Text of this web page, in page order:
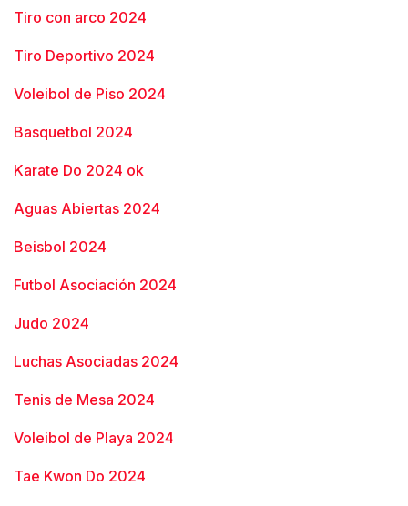
Tiro con arco 2024
Tiro Deportivo 2024
Voleibol de Piso 2024
Basquetbol 2024
Karate Do 2024 ok
Aguas Abiertas 2024
Beisbol 2024
Futbol Asociación 2024
Judo 2024
Luchas Asociadas 2024
Tenis de Mesa 2024
Voleibol de Playa 2024
Tae Kwon Do 2024